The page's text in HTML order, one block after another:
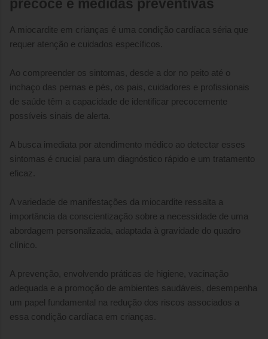
precoce e medidas preventivas
A miocardite em crianças é uma condição cardíaca séria que
requer atenção e cuidados específicos.
Ao compreender os sintomas, desde a dor no peito até o
inchaço das pernas e pés, os pais, cuidadores e profissionais
de saúde têm a capacidade de identificar precocemente
possíveis sinais de alerta.
A busca imediata por atendimento médico ao detectar esses
sintomas é crucial para um diagnóstico rápido e um tratamento
eficaz.
A variedade de manifestações da miocardite ressalta a
importância da conscientização sobre a necessidade de uma
abordagem personalizada, adaptada à gravidade do quadro
clínico.
A prevenção, envolvendo práticas de higiene, vacinação
adequada e a promoção de ambientes saudáveis, desempenha
um papel fundamental na redução dos riscos associados a
essa condição cardíaca em crianças.